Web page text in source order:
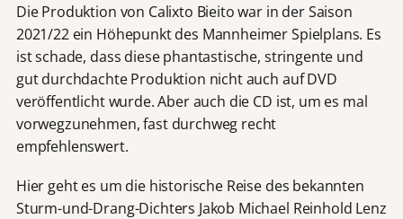
Die Produktion von Calixto Bieito war in der Saison
2021/22 ein Höhepunkt des Mannheimer Spielplans. Es
ist schade, dass diese phantastische, stringente und
gut durchdachte Produktion nicht auch auf DVD
veröffentlicht wurde. Aber auch die CD ist, um es mal
vorwegzunehmen, fast durchweg recht
empfehlenswert.
Hier geht es um die historische Reise des bekannten
Sturm-und-Drang-Dichters Jakob Michael Reinhold Lenz